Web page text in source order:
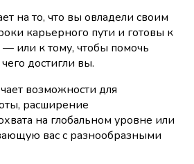
на то, что вы овладели своим
карьерного пути и готовы к
или к тому, чтобы помочь
достигли вы.
возможности для
расширение
на глобальном уровне или
вас с разнообразными